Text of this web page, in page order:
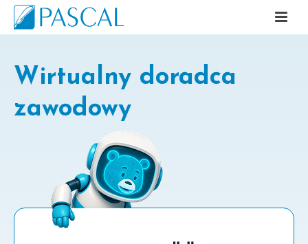
Wirtualny doradca
zawodowy